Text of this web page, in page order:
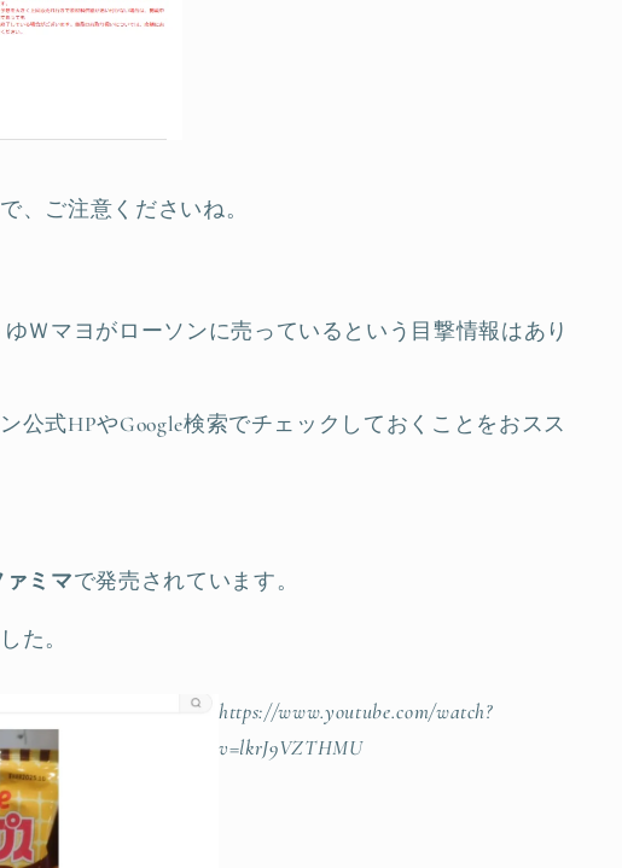
、ご注意くださいね。
Ｗマヨがローソンに売っているという目撃情報はあり
公式HPやGoogle検索でチェックしておくことをおスス
ァミマで発売されています。
た。
https://www.youtube.com/watch?
v=lkrJ9VZTHMU